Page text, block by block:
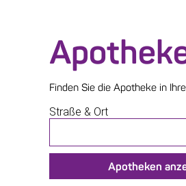
Finden Sie die Apotheke in
Straße & Orteingeben,
klicken und
Apotheken